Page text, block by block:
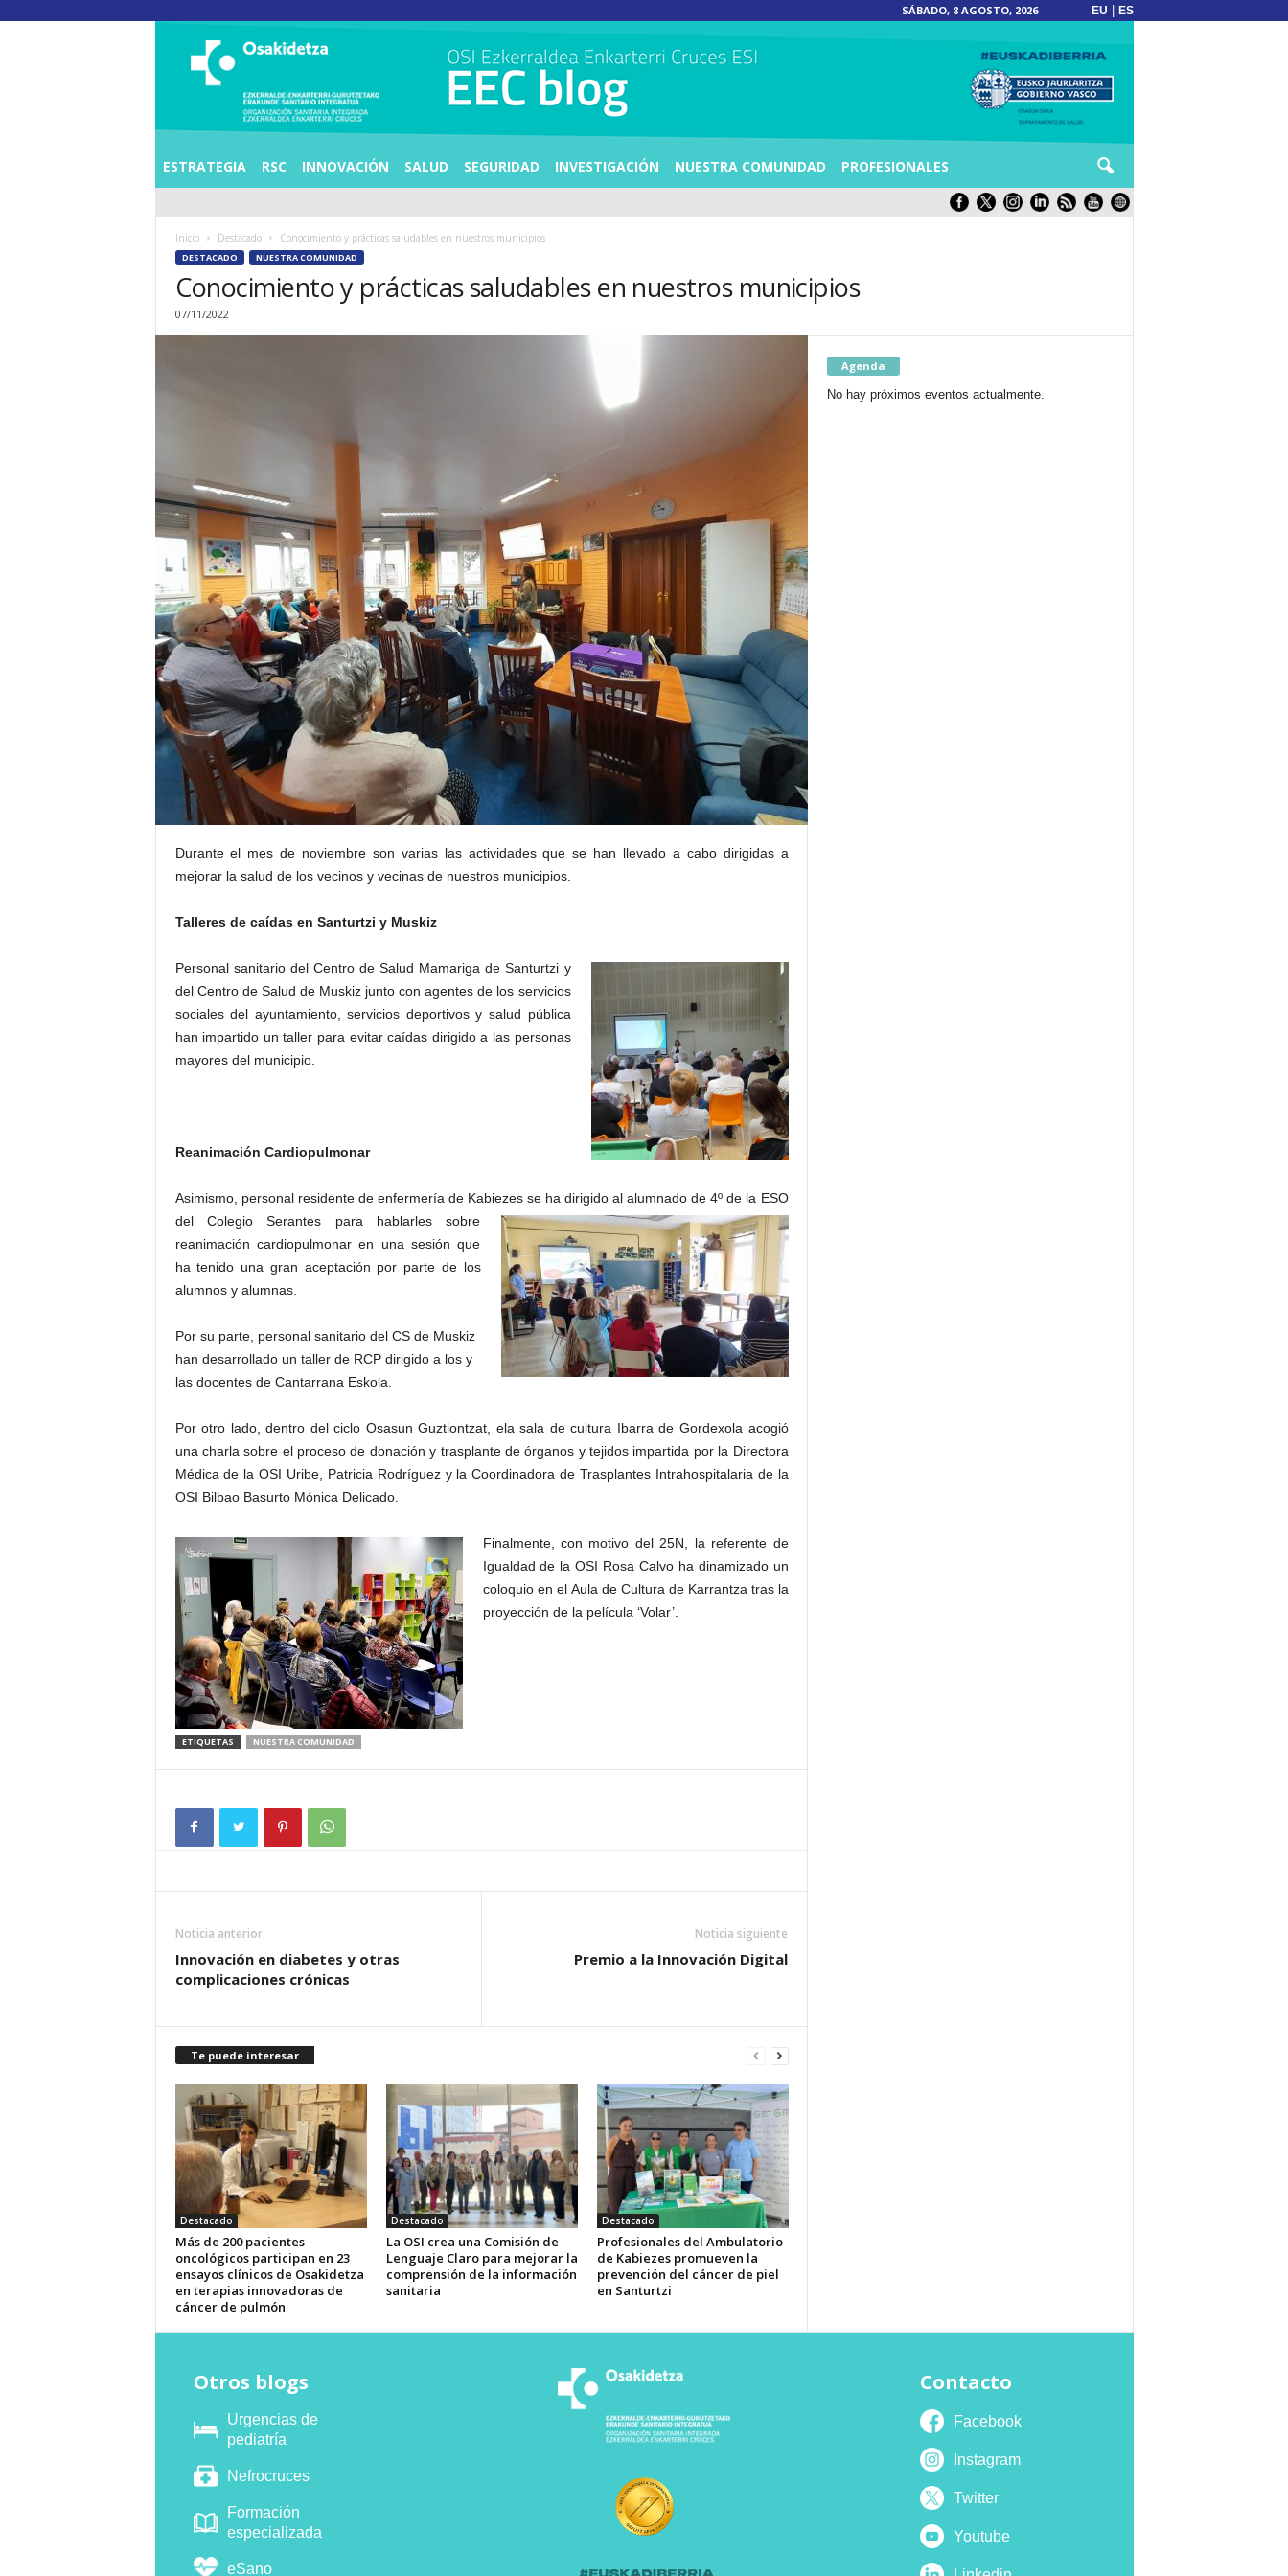
SÁBADO, 8 AGOSTO, 2026 EU ES
A
N
I
R
C
E
S
ESTRATEGIA RSC INNOVACIÓN SALUD SEGURIDAD INVESTIGACIÓN NUESTRA COMUNIDAD PROFESIONALES
Inicio Destacado Conocimiento y prácticas saludables en nuestros municipios
DESTACADO NUESTRA COMUNIDAD
Conocimiento y prácticas saludables en nuestros municipios
07/11/2022
Durante el mes de noviembre son varias las actividades que se han llevado a cabo dirigidas a
mejorar la salud de los vecinos y vecinas de nuestros municipios.
Talleres de caídas en Santurtzi y Muskiz
Personal sanitario del Centro de Salud Mamariga de Santurtzi y
del Centro de Salud de Muskiz junto con agentes de los servicios
sociales del ayuntamiento, servicios deportivos y salud pública
han impartido un taller para evitar caídas dirigido a las personas
mayores del municipio.
Reanimación Cardiopulmonar
Asimismo, personal residente de enfermería de Kabiezes se ha dirigido al alumnado de 4ºde la ESO
del Colegio Serantes para hablarles sobre
reanimación cardiopulmonar en una sesión que
ha tenido una gran aceptación por parte de los
alumnos y alumnas.
Por su parte, personal sanitario del CS de Muskiz
han desarrollado un taller de RCP dirigido a los y
las docentes de Cantarrana Eskola.
Por otro lado, dentro del ciclo Osasun Guztiontzat, ela sala de cultura Ibarra de Gordexola acogió
una charla sobre el proceso de donación y trasplante de órganos y tejidos impartida por la Directora
Médica de la OSI Uribe, Patricia Rodríguez y la Coordinadora de Trasplantes Intrahospitalaria de la
OSI Bilbao Basurto Mónica Delicado.
Finalmente, con motivo del 25N, la referente de
Igualdad de la OSI Rosa Calvo ha dinamizado un
coloquio en el Aula de Cultura de Karrantza tras la
proyección de la película ‘Volar’.
ETIQUETAS NUESTRA COMUNIDAD
Noticia anterior
Innovación en diabetes y otras
complicaciones crónicas
Noticia siguiente
Premio a la Innovación Digital
Te puede interesar
Destacado
Más de 200 pacientes
oncológicos participan en 23
ensayos clínicos de Osakidetza
en terapias innovadoras de
cáncer de pulmón
Destacado
La OSI crea una Comisión de
Lenguaje Claro para mejorar la
comprensión de la información
sanitaria
Destacado
Profesionales del Ambulatorio
de Kabiezes promueven la
prevención del cáncer de piel
en Santurtzi
Agenda
No hay próximos eventos actualmente.
Otros blogs
Urgencias de
pediatría
Nefrocruces
Formación
especializada
eSano
Contacto
Facebook
Instagram
Twitter
Youtube